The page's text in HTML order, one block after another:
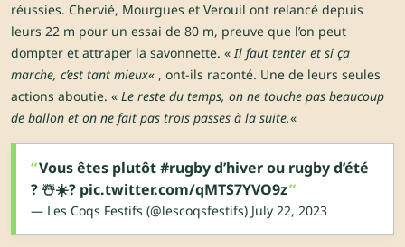
réussies. Chervié, Mourgues et Verouil ont relancé depuis
leurs 22 m pour un essai de 80 m, preuve que l’on peut
dompter et attraper la savonnette. «Il faut tenter et si ça
marche, c’est tant mieux« , ont-ils raconté. Une de leurs seules
actions aboutie. « Le reste du temps, on ne touche pas beaucoup
de ballon et on ne fait pas trois passes à la suite.«
Vous êtes plutôt#rugbyd’hiver ou rugby d’été
? ☃️☀️? pic.twitter.com/qMTS7YVO9z
— Les Coqs Festifs (@lescoqsfestifs) July 22, 2023